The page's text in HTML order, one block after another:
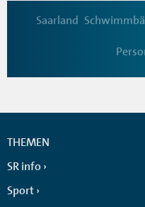
Saarland
THEMEN
SR info
Sport